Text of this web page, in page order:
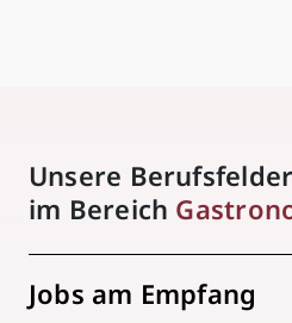
Unsere
im Bereich
Jobs am Empfang